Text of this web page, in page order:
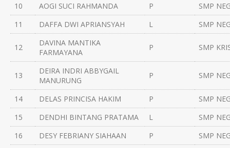
10
AOGI SUCI RAHMANDA P
SMP
11
DAFFA DWI APRIANSYAH L SMP
12
DAVINA MANTIKA
FARMAYANA
P SMP
13
DEIRA INDRI ABBYGAIL
MANURUNG
P SMP
14 DELAS PRINCISA HAKIM P
SMP
15
DENDHI BINTANG PRATAMA L
SMP
16
DESY FEBRIANY SIAHAAN P
SMP